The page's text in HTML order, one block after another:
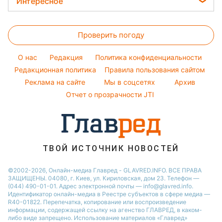
Новости Житомира
Филипп Киркоров
Елена Зеленская
Кейт Миддлтон
Алла Пугачева
Максим Галкин
Виталий Козловский
Окрашивание волос
Красивый маникюр
Модные ошибки
Новости моды
Советы от Андре Тана
Тесты по картинке
Оптические иллюзии
Народные приметы
Все о шоу-бизнесе
Проверить погоду
O нас Редакция
Политика конфиденциальности
Редакционная политика
Правила пользования сайтом
Реклама на сайте
Мы в соцсетях
Архив
Отчет о прозрачности JTI
ТВОЙ ИСТОЧНИК НОВОСТЕЙ
©2002-2026, Онлайн-медиа Главред - GLAVRED.INFO. ВСЕ ПРАВА
ЗАЩИЩЕНЫ. 04080, г. Киев, ул. Кириловская, дом 23. Телефон —
(044) 490-01-01. Адрес электронной почты — info@glavred.info.
Идентификатор онлайн-медиа в Реестре cубъектов в сфере медиа —
R40-01822. Перепечатка, копирование или воспроизведение
информации, содержащей ссылку на агенство ГЛАВРЕД, в каком-
либо виде запрещено. Использование материалов «Главред»